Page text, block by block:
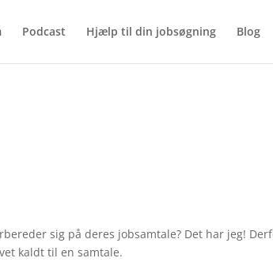
Podcast Hjælp til din jobsøgning Blog
sig på deres jobsamtale? Det har jeg!
kaldt til en samtale.